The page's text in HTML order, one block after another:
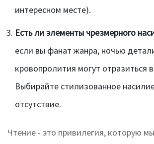
интересном месте).
Есть ли элементы чрезмерного
если вы фанат жанра, ночью
кровопролития могут отразиться в
Выбирайте стилизованное
отсутствие.
Чтение - это привилегия, которую